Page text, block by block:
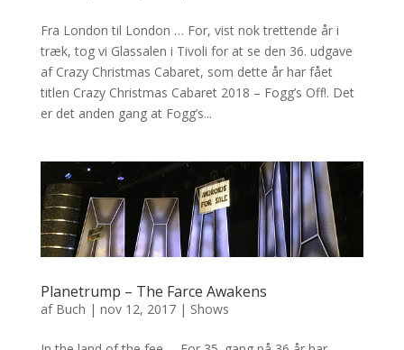
Fra London til London … For, vist nok trettende år i
træk, tog vi Glassalen i Tivoli for at se den 36. udgave
af Crazy Christmas Cabaret, som dette år har fået
titlen Crazy Christmas Cabaret 2018 – Fogg’s Off!. Det
er det anden gang at Fogg’s...
Planetrump – The Farce Awakens
af Buch | nov 12, 2017| Shows